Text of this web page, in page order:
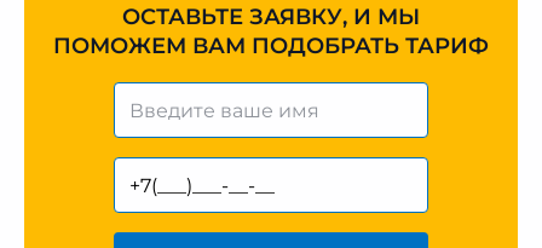
ОСТАВЬТЕ ЗАЯВКУ, И МЫ
ПОМОЖЕМ ВАМ ПОДОБРАТЬ ТАРИФ